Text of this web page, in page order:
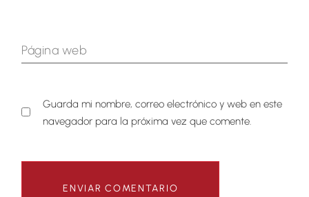
Guarda mi nombre, correo electrónico y web en este
navegador para la próxima vez que comente.